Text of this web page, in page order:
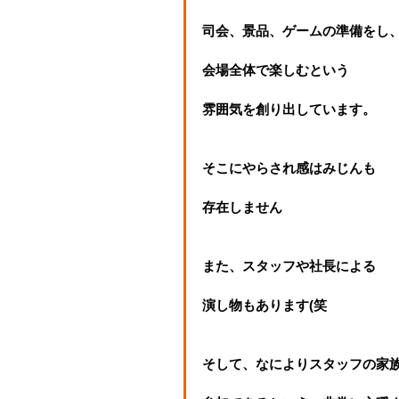
司会、景品、ゲームの準備をし、
会場全体で楽しむという
雰囲気を創り出しています。
そこにやらされ感はみじんも
存在しません
また、スタッフや社長による
演し物もあります(笑
そして、なによりスタッフの家